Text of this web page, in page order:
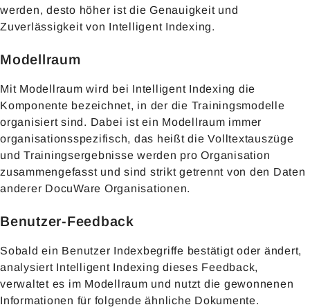
werden, desto höher ist die Genauigkeit und
Zuverlässigkeit von Intelligent Indexing.
Modellraum
Mit Modellraum wird bei Intelligent Indexing die
Komponente bezeichnet, in der die Trainingsmodelle
organisiert sind. Dabei ist ein Modellraum immer
organisationsspezifisch, das heißt die Volltextauszüge
und Trainingsergebnisse werden pro Organisation
zusammengefasst und sind strikt getrennt von den Daten
anderer DocuWare Organisationen.
Benutzer-Feedback
Sobald ein Benutzer Indexbegriffe bestätigt oder ändert,
analysiert Intelligent Indexing dieses Feedback,
verwaltet es im Modellraum und nutzt die gewonnenen
Informationen für folgende ähnliche Dokumente.